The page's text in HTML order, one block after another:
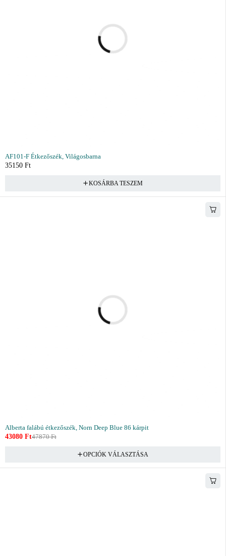
AF101-F Étkezőszék, Világosbarna
35150 Ft
KOSÁRBA TESZEM
Alberta falábú étkezőszék, Norn Deep Blue 86 kárpit
47870Ft
43080 Ft
OPCIÓK VÁLASZTÁSA